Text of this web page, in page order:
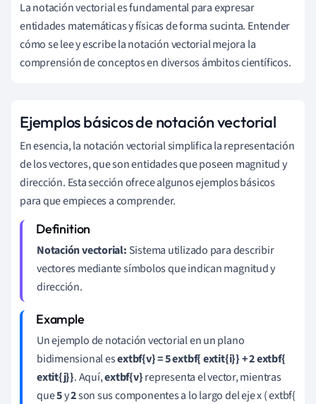
La notación vectorial es fundamental para expresar
entidades matemáticas y físicas de forma sucinta. Entender
cómo se lee y escribe la notación vectorial mejora la
comprensión de conceptos en diversos ámbitos científicos.
Ejemplos básicos de notación vectorial
En esencia, la notación vectorial simplifica la representación
de los vectores, que son entidades que poseen magnitud y
dirección. Esta sección ofrece algunos ejemplos básicos
para que empieces a comprender.
Notación vectorial: Sistema utilizado para describir
vectores mediante símbolos que indican magnitud y
dirección.
Un ejemplo de notación vectorial en un plano
bidimensional esextbf{v} = 5 extbf{ extit{i}} + 2 extbf{
extit{j}}. Aquí,extbf{v}representa el vector, mientras
que5y2son sus componentes a lo largo del eje x ( extbf{